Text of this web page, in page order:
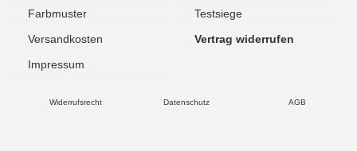
Farbmuster
Testsiege
Versandkosten
Vertrag widerrufen
Impressum
Widerrufsrecht Datenschutz AGB